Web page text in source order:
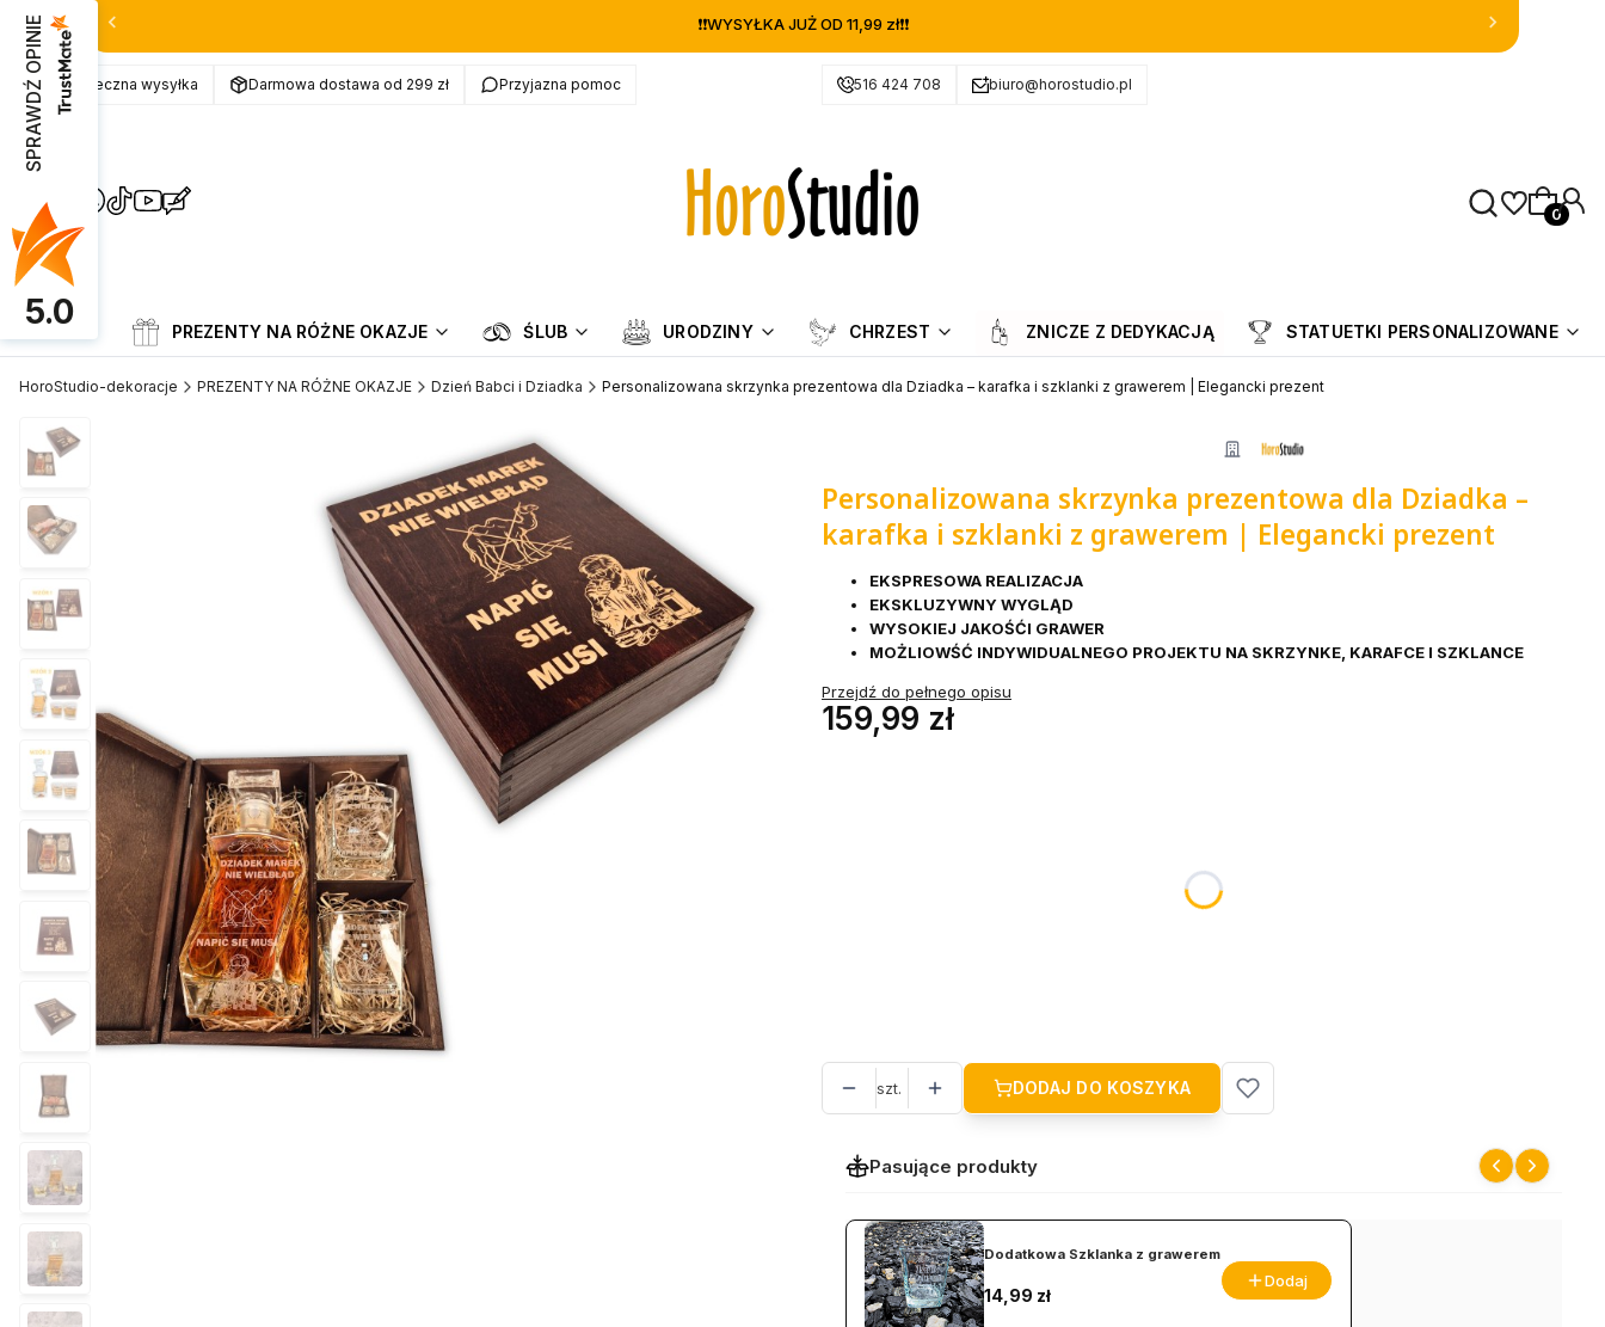
❗❗WYSYŁKA JUŻ OD 11,99 zł❗❗
Bezpieczna wysyłka Darmowa dostawa od 299 zł Przyjazna pomoc 516 424 708 biuro@horostudio.pl
(Otwiera
się
w
nowej
karcie)
(Otwiera
się
w
(Otwiera
się
(Otwiera
się
(Otwiera
się
(Otwiera
PREZENTY NA RÓŻNE OKAZJE ŚLUB URODZINY CHRZEST ZNICZE Z DEDYKACJĄ STATUETKI PERSONALIZOWANE
HoroStudio-dekoracje PREZENTY NA RÓŻNE OKAZJE Dzień Babci i Dziadka Personalizowana skrzynka prezentowa dla Dziadka – karafka i szklanki z grawerem | Elegancki prezent
Personalizowana skrzynka prezentowa dla Dziadka –
karafka i szklanki z grawerem | Elegancki prezent
EKSPRESOWA REALIZACJA
EKSKLUZYWNY WYGLĄD
WYSOKIEJ JAKOŚĆI GRAWER
MOŻLIOWŚĆ INDYWIDUALNEGO PROJEKTU NA SKRZYNKE, KARAFCE I SZKLANCE
Przejdź do pełnego opisu
Cena
159,99 zł
szt. DODAJ DO KOSZYKA
Pasujące produkty
Dodatkowa Szklanka z grawerem
Cena
14,99 zł
Dodaj
SPRAWDŹ OPINIE
5.0